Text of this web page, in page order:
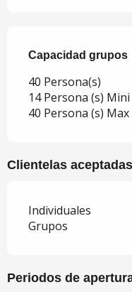
Capacidad grupos
Capacidad grupos
40 Persona(s)
14 Persona (s) Mini
40 Persona (s) Max
Clientelas aceptadas
Individuales
Grupos
Periodos de